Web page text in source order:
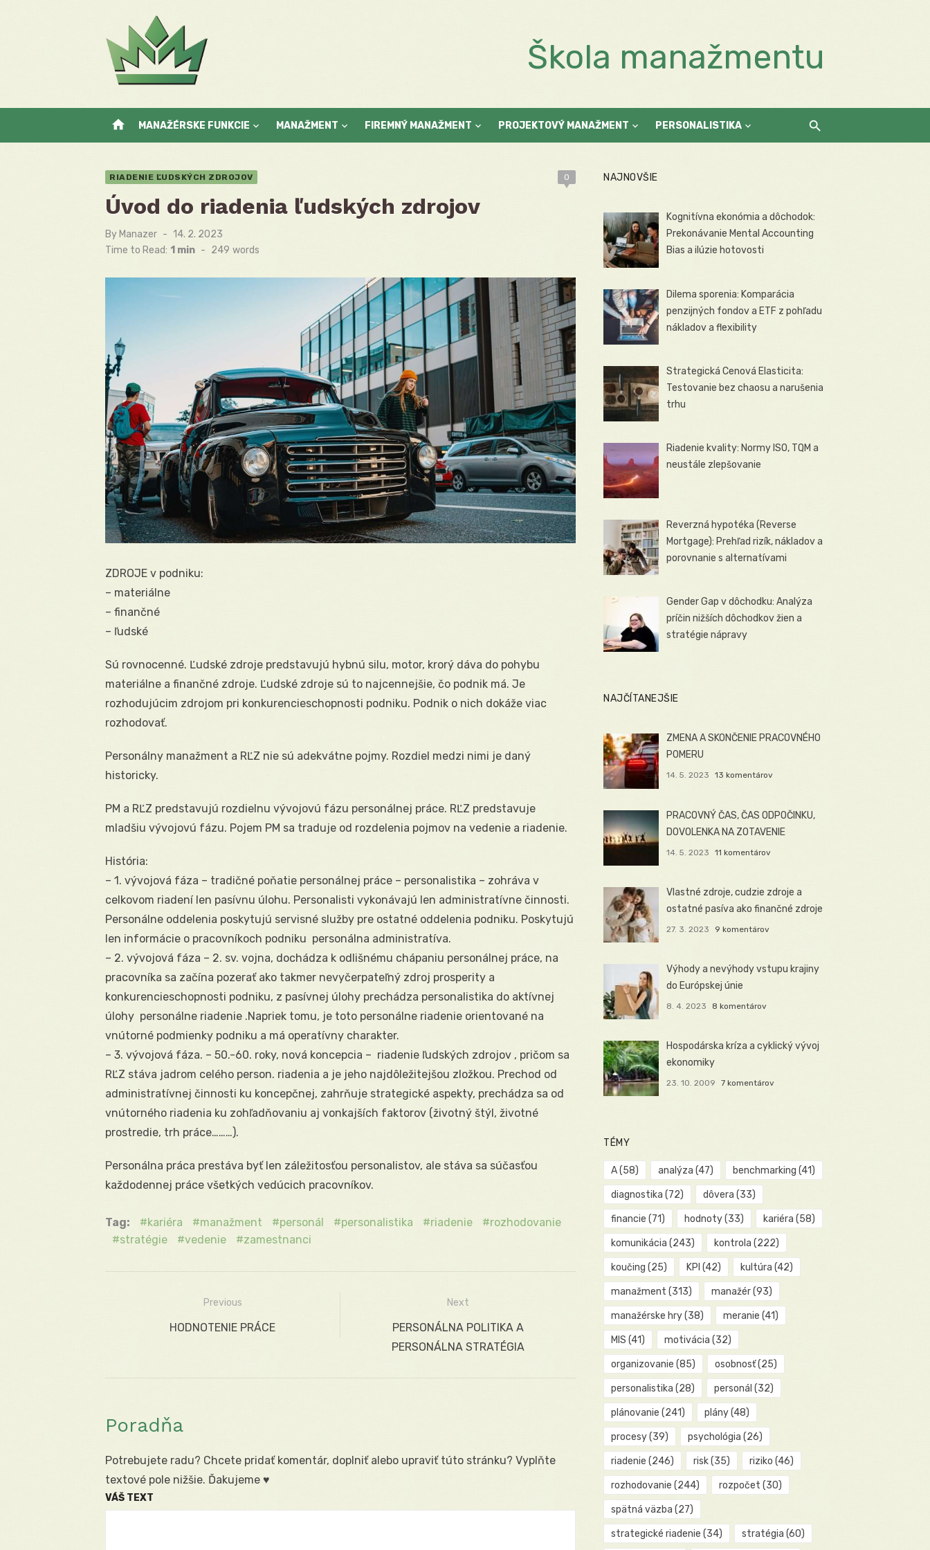
Škola manažmentu
home MANAŽÉRSKE FUNKCIE MANAŽMENT FIREMNÝ MANAŽMENT PROJEKTOVÝ MANAŽMENT PERSONALISTIKA
RIADENIE ĽUDSKÝCH ZDROJOV 0
Úvod do riadenia ľudských zdrojov
By Manazer
Posted
on
14. 2. 2023
Time to Read: 1 min - 249 words
ZDROJE v podniku:
– materiálne
– finančné
– ľudské
Sú rovnocenné. Ľudské zdroje predstavujú hybnú silu, motor, krorý dáva do pohybu
materiálne a finančné zdroje. Ľudské zdroje sú to najcennejšie, čo podnik má. Je
rozhodujúcim zdrojom pri konkurencieschopnosti podniku. Podnik o nich dokáže viac
rozhodovať.
Personálny manažment a RĽZ nie sú adekvátne pojmy. Rozdiel medzi nimi je daný
historicky.
PM a RĽZ predstavujú rozdielnu vývojovú fázu personálnej práce. RĽZ predstavuje
mladšiu vývojovú fázu. Pojem PM sa traduje od rozdelenia pojmov na vedenie a riadenie.
História:
– 1. vývojová fáza – tradičné poňatie personálnej práce – personalistika – zohráva v
celkovom riadení len pasívnu úlohu. Personalisti vykonávajú len administratívne činnosti.
Personálne oddelenia poskytujú servisné služby pre ostatné oddelenia podniku. Poskytujú
len informácie o pracovníkoch podniku  personálna administratíva.
– 2. vývojová fáza – 2. sv. vojna, dochádza k odlišnému chápaniu personálnej práce, na
pracovníka sa začína pozerať ako takmer nevyčerpateľný zdroj prosperity a
konkurencieschopnosti podniku, z pasívnej úlohy prechádza personalistika do aktívnej
úlohy  personálne riadenie .Napriek tomu, je toto personálne riadenie orientované na
vnútorné podmienky podniku a má operatívny charakter.
– 3. vývojová fáza. – 50.-60. roky, nová koncepcia –  riadenie ľudských zdrojov , pričom sa
RĽZ stáva jadrom celého person. riadenia a je jeho najdôležitejšou zložkou. Prechod od
administratívnej činnosti ku koncepčnej, zahrňuje strategické aspekty, prechádza sa od
vnútorného riadenia ku zohľadňovaniu aj vonkajších faktorov (životný štýl, životné
prostredie, trh práce………).
Personálna práca prestáva byť len záležitosťou personalistov, ale stáva sa súčasťou
každodennej práce všetkých vedúcich pracovníkov.
Tag: kariéra manažment personál personalistika riadenie
rozhodovanie
stratégie
vedenie zamestnanci
Navigácia
Previous
Previous
HODNOTENIE PRÁCE
Next
post:
PERSONÁLNA POLITIKA A
PERSONÁLNA STRATÉGIA
Poradňa
Potrebujete radu? Chcete pridať komentár, doplniť alebo upraviť túto stránku? Vyplňte
textové pole nižšie. Ďakujeme ♥
VÁŠ TEXT
NAJNOVŠIE
Kognitívna ekonómia a dôchodok:
Prekonávanie Mental Accounting
Bias a ilúzie hotovosti
Dilema sporenia: Komparácia
penzijných fondov a ETF z pohľadu
nákladov a flexibility
Strategická Cenová Elasticita:
Testovanie bez chaosu a narušenia
trhu
Riadenie kvality: Normy ISO, TQM a
neustále zlepšovanie
Reverzná hypotéka (Reverse
Mortgage): Prehľad rizík, nákladov a
porovnanie s alternatívami
Gender Gap v dôchodku: Analýza
príčin nižších dôchodkov žien a
stratégie nápravy
NAJČÍTANEJŠIE
ZMENA A SKONČENIE PRACOVNÉHO
POMERU
14. 5. 2023 13 komentárov
PRACOVNÝ ČAS, ČAS ODPOČINKU,
DOVOLENKA NA ZOTAVENIE
14. 5. 2023 11 komentárov
Vlastné zdroje, cudzie zdroje a
ostatné pasíva ako finančné zdroje
27. 3. 2023 9 komentárov
Výhody a nevýhody vstupu krajiny
do Európskej únie
8. 4. 2023 8 komentárov
Hospodárska kríza a cyklický vývoj
ekonomiky
23. 10. 2009 7 komentárov
TÉMY
A(58) analýza (47) benchmarking (41)
diagnostika (72) dôvera (33)
financie (71) hodnoty(33) kariéra (58)
komunikácia (243) kontrola (222)
koučing (25) KPI (42) kultúra (42)
manažment (313) manažér(93)
manažérske hry(38) meranie (41)
MIS (41) motivácia (32)
organizovanie (85) osobnosť(25)
personalistika (28) personál (32)
plánovanie (241) plány(48)
procesy(39) psychológia (26)
riadenie (246) risk(35) riziko (46)
rozhodovanie (244) rozpočet (30)
spätná väzba (27)
strategické riadenie (34) stratégia (60)